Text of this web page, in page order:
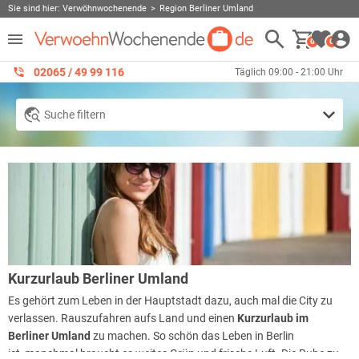
Sie sind hier: Verwöhnwochenende Region Berliner Umland
0 0
02065 / 49 ‌99 116 Täglich 09:00 - 21:00 Uhr
Suche filtern
Kurzurlaub Berliner Umland
Es gehört zum Leben in der Hauptstadt dazu, auch mal die City zu
verlassen. Rauszufahren aufs Land und einen Kurzurlaub im
Berliner Umland zu machen. So schön das Leben in Berlin
ist, manchmal braucht es weites Grün und frische Luft. Die Ruhe zu